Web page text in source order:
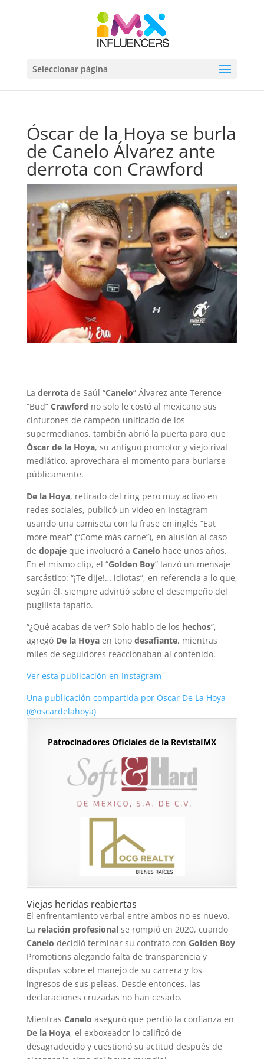
Seleccionar página
Óscar de la Hoya se burla
de Canelo Álvarez ante
derrota con Crawford
La derrotade Saúl “Canelo” Álvarez ante Terence
“Bud” Crawford no solo le costó al mexicano sus
cinturones de campeón unificado de los
supermedianos, también abrió la puerta para que
Óscar de la Hoya, su antiguo promotor y viejo rival
mediático, aprovechara el momento para burlarse
públicamente.
De la Hoya, retirado del ring pero muy activo en
redes sociales, publicó un video en Instagram
usando una camiseta con la frase en inglés “Eat
more meat” (“Come más carne”), en alusión al caso
de dopajeque involucró a Canelo hace unos años.
En el mismo clip, el “Golden Boy” lanzó un mensaje
sarcástico: “¡Te dije!… idiotas”, en referencia a lo que,
según él, siempre advirtió sobre el desempeño del
pugilista tapatío.
“¿Qué acabas de ver? Solo hablo de los hechos”,
agregó De la Hoyaen tono desafiante, mientras
miles de seguidores reaccionaban al contenido.
Ver esta publicación en Instagram
Una publicación compartida por Oscar De La Hoya
(@oscardelahoya)
Patrocinadores Oficiales de la RevistaIMX
Viejas heridas reabiertas
El enfrentamiento verbal entre ambos no es nuevo.
La relación profesionalse rompió en 2020, cuando
Canelo decidió terminar su contrato con Golden Boy
Promotions alegando falta de transparencia y
disputas sobre el manejo de su carrera y los
ingresos de sus peleas. Desde entonces, las
declaraciones cruzadas no han cesado.
Mientras Canelo aseguró que perdió la confianza en
De la Hoya, el exboxeador lo calificó de
desagradecido y cuestionó su actitud después de